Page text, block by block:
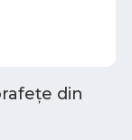
din